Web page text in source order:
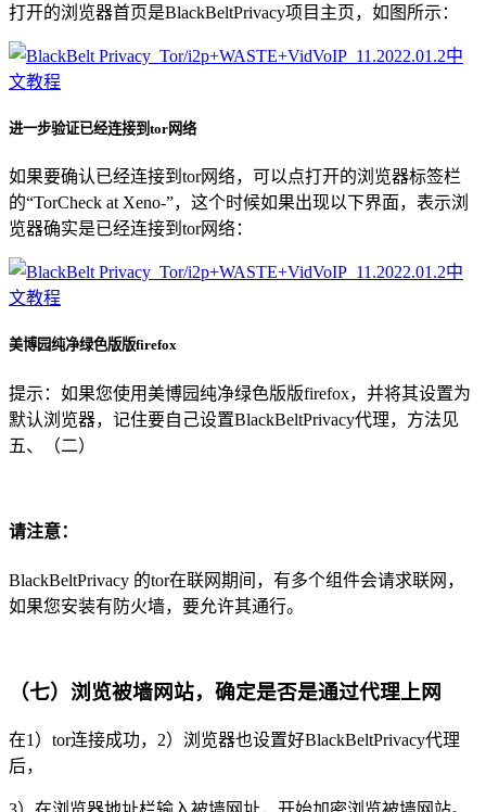
打开的浏览器首页是BlackBeltPrivacy项目主页，如图所示：
进一步验证已经连接到tor网络
如果要确认已经连接到tor网络，可以点打开的浏览器标签栏
的“TorCheck at Xeno-”，这个时候如果出现以下界面，表示浏
览器确实是已经连接到tor网络：
美博园纯净绿色版版firefox
提示：如果您使用美博园纯净绿色版版firefox，并将其设置为
默认浏览器，记住要自己设置BlackBeltPrivacy代理，方法见
五、（二）
请注意：
BlackBeltPrivacy 的tor在联网期间，有多个组件会请求联网，
如果您安装有防火墙，要允许其通行。
（七）浏览被墙网站，确定是否是通过代理上网
在1）tor连接成功，2）浏览器也设置好BlackBeltPrivacy代理
后，